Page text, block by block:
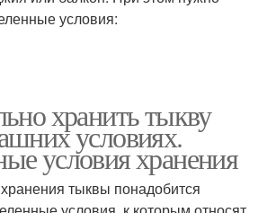
условия:
хранить тыкву
условиях.
условия хранения
тыквы понадобится